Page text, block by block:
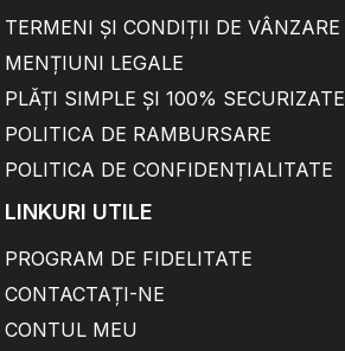
TERMENI ȘI CONDIȚII DE VÂNZARE
MENȚIUNI LEGALE
PLĂȚI SIMPLE ȘI 100% SECURIZATE
POLITICA DE RAMBURSARE
POLITICA DE CONFIDENȚIALITATE
LINKURI UTILE
PROGRAM DE FIDELITATE
CONTACTAȚI-NE
CONTUL MEU